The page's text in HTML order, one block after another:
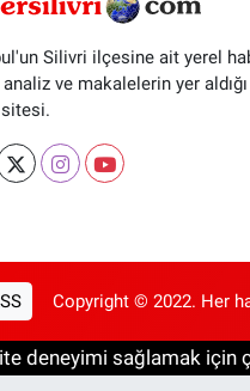
Silivri ilçesine ait yerel
ve makalelerin yer
sitesi.
Copyright © 2022. Her
deneyimi sağlamak için